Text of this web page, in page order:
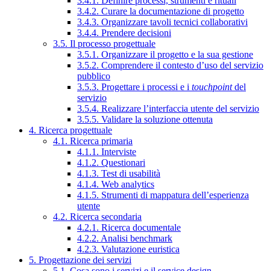
3.4.2. Curare la documentazione di progetto
3.4.3. Organizzare tavoli tecnici collaborativi
3.4.4. Prendere decisioni
3.5. Il processo progettuale
3.5.1. Organizzare il progetto e la sua gestione
3.5.2. Comprendere il contesto d’uso del servizio
pubblico
3.5.3. Progettare i processi e i touchpointdel
servizio
3.5.4. Realizzare l’interfaccia utente del servizio
3.5.5. Validare la soluzione ottenuta
4. Ricerca progettuale
4.1. Ricerca primaria
4.1.1. Interviste
4.1.2. Questionari
4.1.3. Test di usabilità
4.1.4. Web analytics
4.1.5. Strumenti di mappatura dell’esperienza
utente
4.2. Ricerca secondaria
4.2.1. Ricerca documentale
4.2.2. Analisi benchmark
4.2.3. Valutazione euristica
5. Progettazione dei servizi